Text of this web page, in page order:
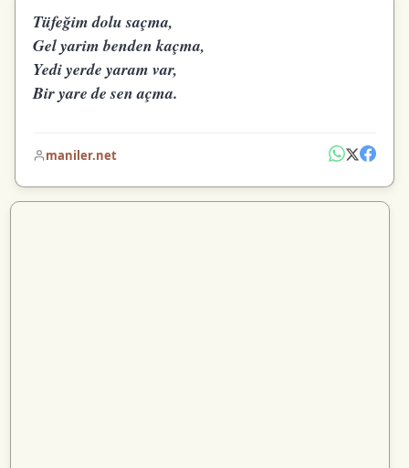
Tüfeğim dolu saçma,
Gel yarim benden kaçma,
Yedi yerde yaram var,
Bir yare de sen açma.
maniler.net